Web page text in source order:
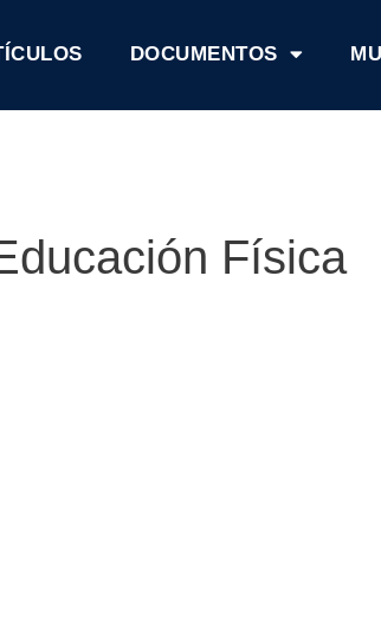
DOCUMENTOS
Física